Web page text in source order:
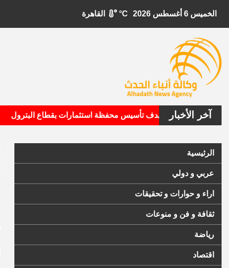
الخميس 6 أغسطس 2026 °C
آخر الأخبار
الأمريكية تستهدف تأسيس محفظة استثمارات بقطاع البترول
الرئيسية
عربي و دولي
اراء و حوارات و تحقيقات
ثقافة و فن و منوعات
رياضة
اقتصاد